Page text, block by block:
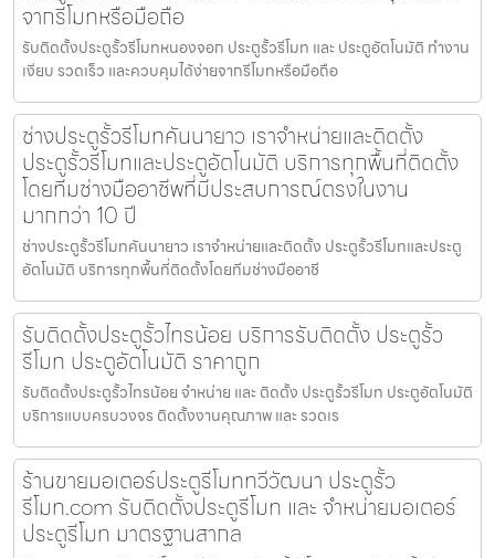
จากรีโมทหรือมือถือ
รับติดตั้งประตูรั้วรีโมทหนองจอก ประตูรั้วรีโมท และ ประตูอัตโนมัติ ทำงาน
เงียบ รวดเร็ว และควบคุมได้ง่ายจากรีโมทหรือมือถือ
ช่างประตูรั้วรีโมทคันนายาว เราจำหน่ายและติดตั้ง
ประตูรั้วรีโมทและประตูอัตโนมัติ บริการทุกพื้นที่ติดตั้ง
โดยทีมช่างมืออาชีพที่มีประสบการณ์ตรงในงาน
มากกว่า 10 ปี
ช่างประตูรั้วรีโมทคันนายาว เราจำหน่ายและติดตั้ง ประตูรั้วรีโมทและประตู
อัตโนมัติ บริการทุกพื้นที่ติดตั้งโดยทีมช่างมืออาชี
รับติดตั้งประตูรั้วไทรน้อย บริการรับติดตั้ง ประตูรั้ว
รีโมท ประตูอัตโนมัติ ราคาถูก
รับติดตั้งประตูรั้วไทรน้อย จำหน่าย และ ติดตั้ง ประตูรั้วรีโมท ประตูอัตโนมัติ
บริการแบบครบวงจร ติดตั้งงานคุณภาพ และ รวดเร
ร้านขายมอเตอร์ประตูรีโมททวีวัฒนา ประตูรั้ว
รีโมท.com รับติดตั้งประตูรีโมท และ จำหน่ายมอเตอร์
ประตูรีโมท มาตรฐานสากล